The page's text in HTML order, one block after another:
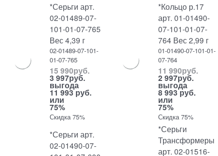
*Серьги арт.
02-01489-07-
101-01-07-765
Вес 4,39 г
02-01489-07-101-
01-07-765
15 990руб.
3 997руб.
выгода
11 993 руб.
или
75%
Скидка 75%
*Кольцо р.17
арт. 01-01490-
07-101-01-07-
764 Вес 2,99 г
01-01490-07-101-01-
07-764
11 990руб.
2 997руб.
выгода
8 993 руб.
или
75%
Скидка 75%
*Серьги арт.
02-01490-07-
*Серьги
Трансформеры
арт. 02-01516-